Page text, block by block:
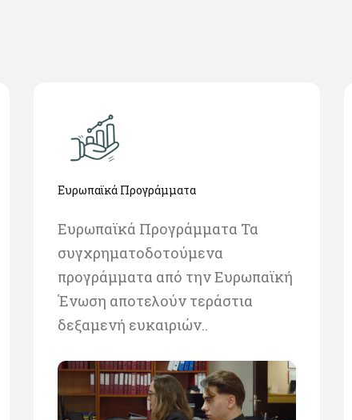
Ευρωπαϊκά Προγράμματα
Ευρωπαϊκά Προγράμματα Τα
συγχρηματοδοτούμενα
προγράμματα από την Ευρωπαϊκή
Ένωση αποτελούν τεράστια
δεξαμενή ευκαιριών..